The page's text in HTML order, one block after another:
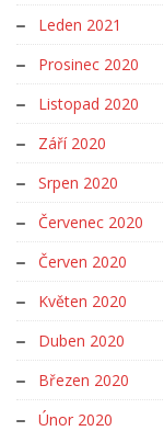
Leden 2021
Prosinec 2020
Listopad 2020
Září 2020
Srpen 2020
Červenec 2020
Červen 2020
Květen 2020
Duben 2020
Březen 2020
Únor 2020